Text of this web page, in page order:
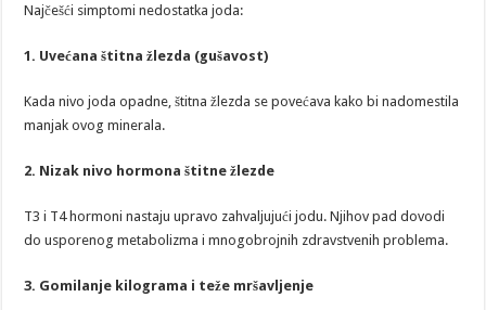
Najčešći simptomi nedostatka joda:
1. Uvećana štitna žlezda (gušavost)
Kada nivo joda opadne, štitna žlezda se povećava kako bi nadomestila
manjak ovog minerala.
2. Nizak nivo hormona štitne žlezde
T3 i T4 hormoni nastaju upravo zahvaljujući jodu. Njihov pad dovodi
do usporenog metabolizma i mnogobrojnih zdravstvenih problema.
3. Gomilanje kilograma i teže mršavljenje